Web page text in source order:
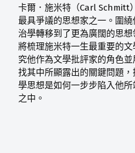
卡爾．施米特（Carl Schmitt
最具爭議的思想家之一。圍
治學轉移到了更為廣闊的思
將梳理施米特一生最重要的
究他作為文學批評家的角色
找其中所顯露出的關鍵問題
學思想是如何一步步陷入他
之中。